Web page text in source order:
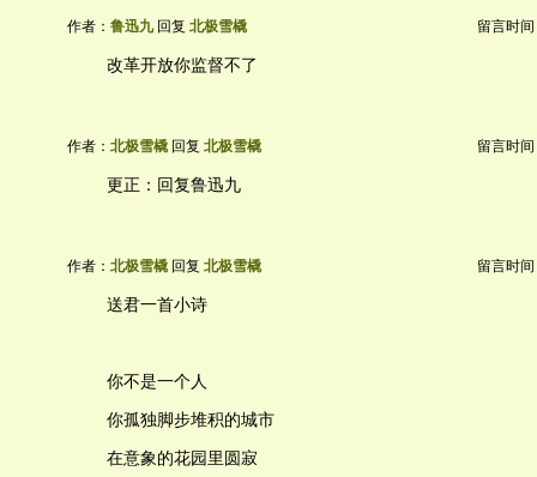
作者： 鲁迅九回复 北极雪橇 留言时间
改革开放你监督不了
作者： 北极雪橇 回复 北极雪橇 留言时间
更正：回复鲁迅九
作者： 北极雪橇 回复 北极雪橇 留言时间
送君一首小诗
你不是一个人
你孤独脚步堆积的城市
在意象的花园里圆寂